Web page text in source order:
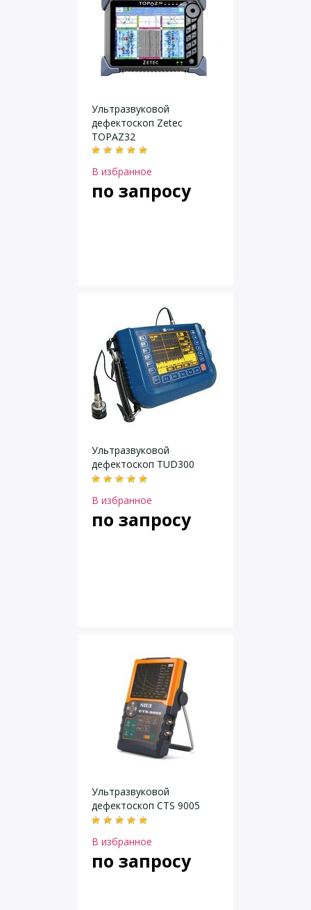
Ультразвуковой
дефектоскоп Zetec
TOPAZ32
В избранное
по запросу
Ультразвуковой
дефектоскоп TUD300
В избранное
по запросу
Ультразвуковой
дефектоскоп CTS 9005
В избранное
по запросу